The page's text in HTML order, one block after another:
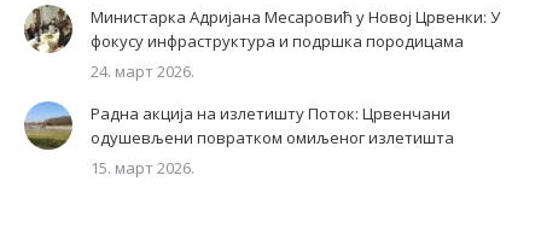
Министарка Адријана Месаровић у Новој Црвенки: У
фокусу инфраструктура и подршка породицама
24. март 2026.
Радна акција на излетишту Поток: Црвенчани
одушевљени повратком омиљеног излетишта
15. март 2026.